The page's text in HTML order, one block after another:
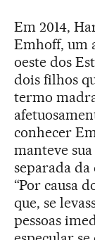
Em 2014,
Emhoff, um
oeste dos
dois filhos
termo
conhecer
manteve
separada
“Por causa
que, se
pessoas